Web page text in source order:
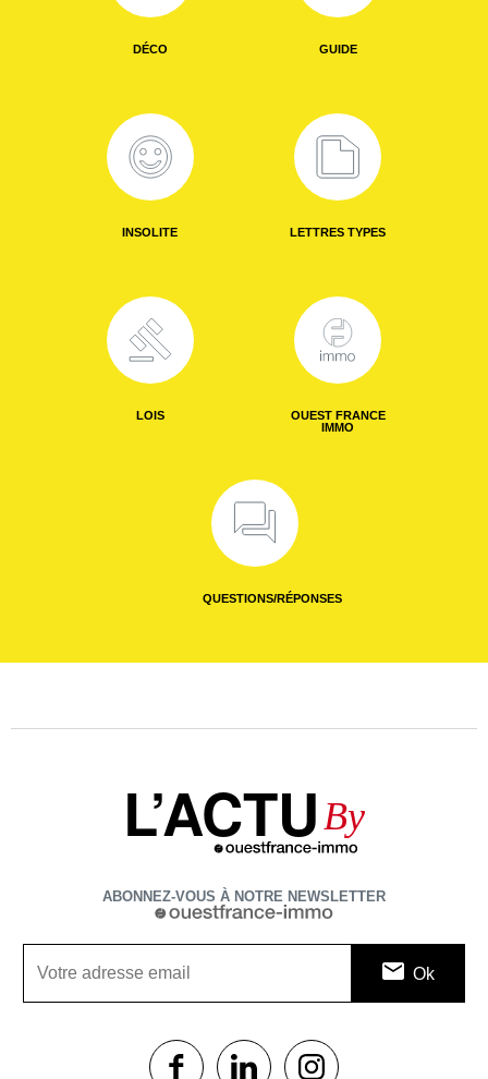
DÉCO GUIDE
INSOLITE LETTRES TYPES
LOIS
OUEST FRANCE
IMMO
QUESTIONS/RÉPONSES
L’ACTU By
ABONNEZ-VOUS À NOTRE NEWSLETTER
1$s 1$s